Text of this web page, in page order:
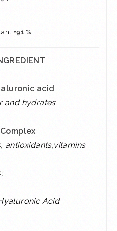
+91 %
acid
and hydrates
antioxidants,vitamins
Acid